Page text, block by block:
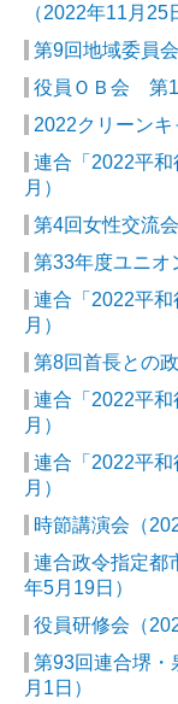
（2022年11月25
第9回地域委員
役員ＯＢ会 第
2022クリーンキ
連合「2022平
月）
第4回女性交流
第33年度ユニオ
連合「2022平
月）
第8回首長との
連合「2022平
月）
連合「2022平
月）
時節講演会（
連合政令指定
年5月19日）
役員研修会（
第93回連合堺・
月1日）